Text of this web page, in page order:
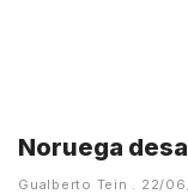
Noruega
Gualberto Tein 22/